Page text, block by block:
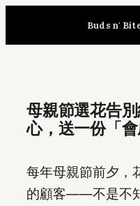
content
Buds n'
母親節選花告
心，送一份「會
每年母親節前夕，
的顧客——不是不